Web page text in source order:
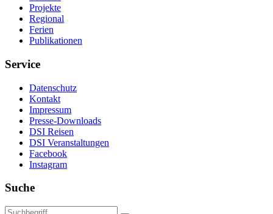
Projekte
Regional
Ferien
Publikationen
Service
Datenschutz
Kontakt
Impressum
Presse-Downloads
DSI Reisen
DSI Veranstaltungen
Facebook
Instagram
Suche